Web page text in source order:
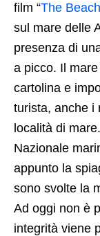
film “The Beach
sul mare delle
presenza di
a picco. Il
cartolina e
turista, anche i
località di
Nazionale
appunto la
sono svolte la
Ad oggi non è
integrità viene